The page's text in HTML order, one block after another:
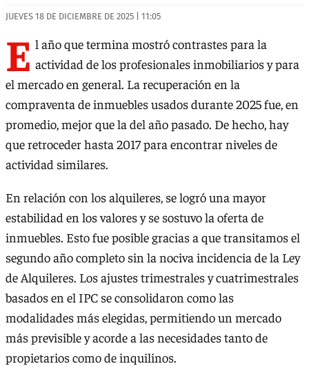
JUEVES 18 DE DICIEMBRE DE 2025 | 11:05
E l año que termina mostró contrastes para la
actividad de los profesionales inmobiliarios y para
el mercado en general. La recuperación en la
compraventa de inmuebles usados durante 2025 fue, en
promedio, mejor que la del año pasado. De hecho, hay
que retroceder hasta 2017 para encontrar niveles de
actividad similares.
En relación con los alquileres, se logró una mayor
estabilidad en los valores y se sostuvo la oferta de
inmuebles. Esto fue posible gracias a que transitamos el
segundo año completo sin la nociva incidencia de la Ley
de Alquileres. Los ajustes trimestrales y cuatrimestrales
basados en el IPC se consolidaron como las
modalidades más elegidas, permitiendo un mercado
más previsible y acorde a las necesidades tanto de
propietarios como de inquilinos.